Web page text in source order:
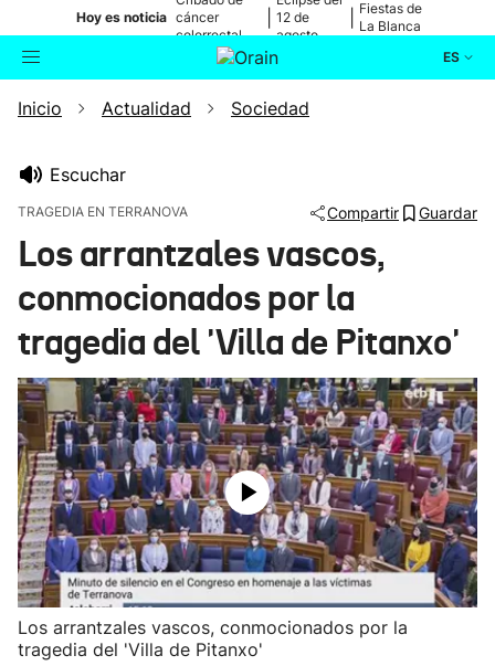
Hoy es noticia cáncer
colorrectal
12 de
agosto
Fiestas de
La Blanca
ES
Buscador Actualidad
Ikusmiran
Eguraldia
Inicio Actualidad Sociedad
Escuchar
TRAGEDIA EN TERRANOVA Compartir Guardar
Los arrantzales vascos,
conmocionados por la
tragedia del 'Villa de Pitanxo'
Los arrantzales vascos, conmocionados por la
tragedia del 'Villa de Pitanxo'